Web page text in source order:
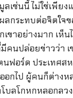
เช่นนี้ ไม่ใช่เพียง
ลกระทบต่อจิตใจ
ขาอย่างมาก เห็
คนปล่อยข่าวว่า เ
ฟอร์ด ประเทศสห
อกไป ผู้คนก็ต่างห
บลโกหกหลอกลว